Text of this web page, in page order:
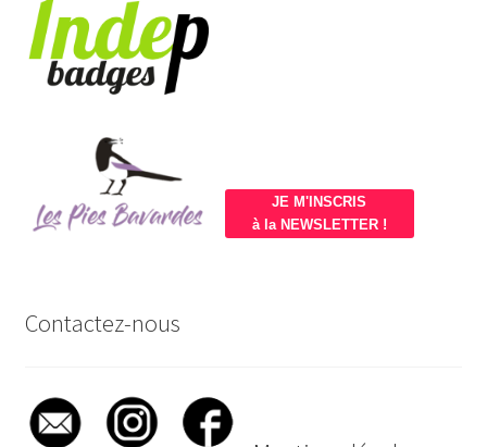
JE M'INSCRIS
à la NEWSLETTER !
Contactez-nous